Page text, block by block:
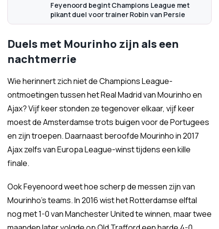
Feyenoord begint Champions League met
pikant duel voor trainer Robin van Persie
Duels met Mourinho zijn als een
nachtmerrie
Wie herinnert zich niet de Champions League-
ontmoetingen tussen het Real Madrid van Mourinho en
Ajax? Vijf keer stonden ze tegenover elkaar, vijf keer
moest de Amsterdamse trots buigen voor de Portugees
en zijn troepen. Daarnaast beroofde Mourinho in 2017
Ajax zelfs van Europa League-winst tijdens een kille
finale.
Ook Feyenoord weet hoe scherp de messen zijn van
Mourinho’s teams. In 2016 wist het Rotterdamse elftal
nog met 1-0 van Manchester United te winnen, maar twee